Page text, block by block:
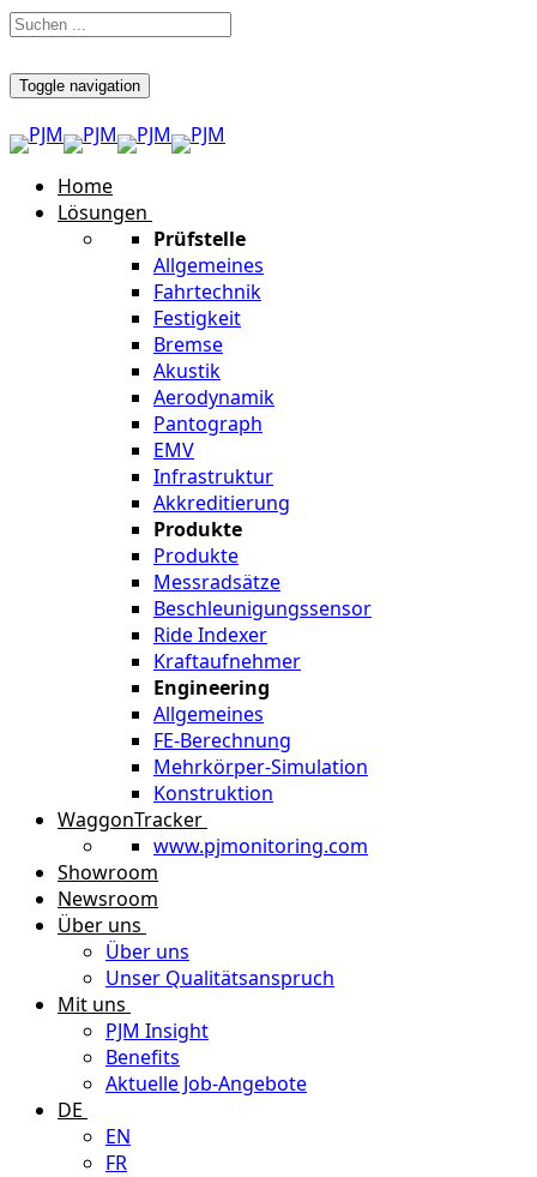
Toggle navigation
Home
Lösungen
Prüfstelle
Allgemeines
Fahrtechnik
Festigkeit
Bremse
Akustik
Aerodynamik
Pantograph
EMV
Infrastruktur
Akkreditierung
Produkte
Produkte
Messradsätze
Beschleunigungssensor
Ride Indexer
Kraftaufnehmer
Engineering
Allgemeines
FE-Berechnung
Mehrkörper-Simulation
Konstruktion
WaggonTracker
www.pjmonitoring.com
Showroom
Newsroom
Über uns
Über uns
Unser Qualitätsanspruch
Mit uns
PJM Insight
Benefits
Aktuelle Job-Angebote
DE
EN
FR